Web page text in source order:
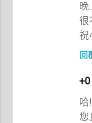
晚
很
祝
回
+0
哈
您